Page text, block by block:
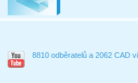
8810 odběratelů a 2062 CAD